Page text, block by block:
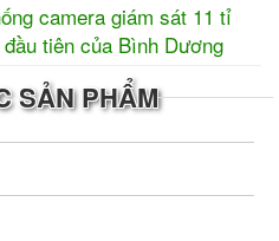
camera giám sát 11 tỉ
tiên của Bình Dương
SẢN PHẨM